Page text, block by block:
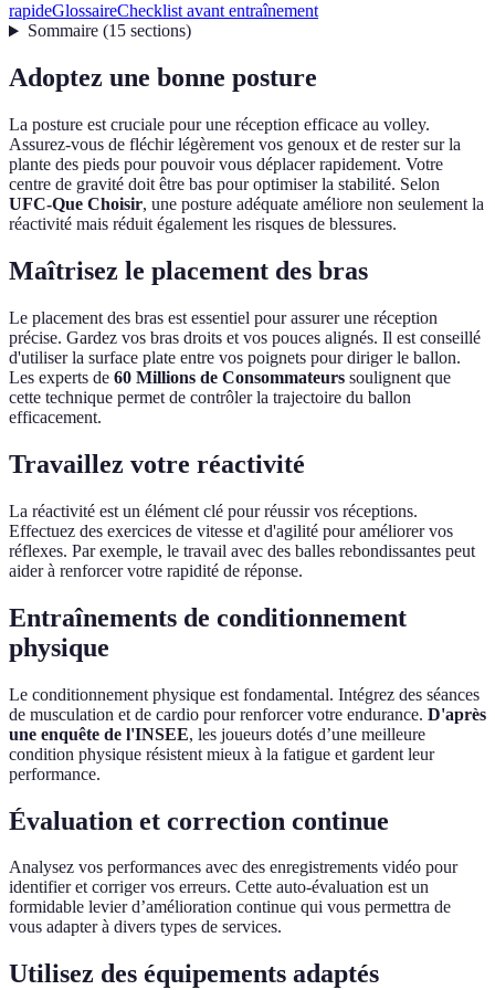
rapideGlossaireChecklist avant entraînement
Sommaire(15 sections)
Adoptez une bonne posture
La posture est cruciale pour une réception efficace au volley.
Assurez-vous de fléchir légèrement vos genoux et de rester sur la
plante des pieds pour pouvoir vous déplacer rapidement. Votre
centre de gravité doit être bas pour optimiser la stabilité. Selon
UFC-Que Choisir, une posture adéquate améliore non seulement la
réactivité mais réduit également les risques de blessures.
Maîtrisez le placement des bras
Le placement des bras est essentiel pour assurer une réception
précise. Gardez vos bras droits et vos pouces alignés. Il est conseillé
d'utiliser la surface plate entre vos poignets pour diriger le ballon.
Les experts de 60 Millions de Consommateurs soulignent que
cette technique permet de contrôler la trajectoire du ballon
efficacement.
Travaillez votre réactivité
La réactivité est un élément clé pour réussir vos réceptions.
Effectuez des exercices de vitesse et d'agilité pour améliorer vos
réflexes. Par exemple, le travail avec des balles rebondissantes peut
aider à renforcer votre rapidité de réponse.
Entraînements de conditionnement
physique
Le conditionnement physique est fondamental. Intégrez des séances
de musculation et de cardio pour renforcer votre endurance. D'après
une enquête de l'INSEE, les joueurs dotés d’une meilleure
condition physique résistent mieux à la fatigue et gardent leur
performance.
Évaluation et correction continue
Analysez vos performances avec des enregistrements vidéo pour
identifier et corriger vos erreurs. Cette auto-évaluation est un
formidable levier d’amélioration continue qui vous permettra de
vous adapter à divers types de services.
Utilisez des équipements adaptés